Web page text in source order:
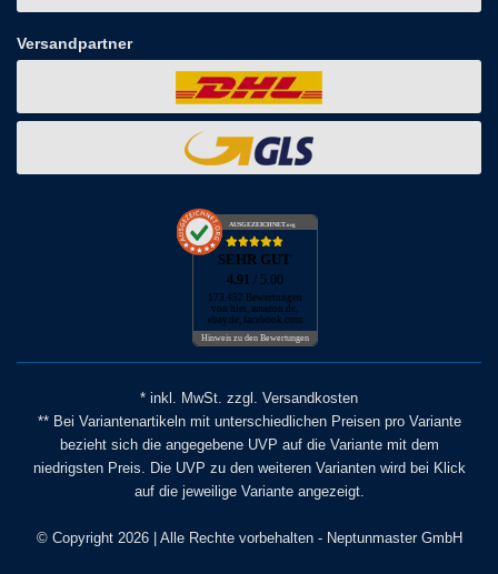
Versandpartner
AUSGEZEICHNET.org
SEHR GUT
4.91 / 5.00
173.452 Bewertungen
von hier, amazon.de,
ebay.de, facebook.com
Hinweis zu den Bewertungen
* inkl. MwSt. zzgl. Versandkosten
** Bei Variantenartikeln mit unterschiedlichen Preisen pro Variante
bezieht sich die angegebene UVP auf die Variante mit dem
niedrigsten Preis. Die UVP zu den weiteren Varianten wird bei Klick
auf die jeweilige Variante angezeigt.
© Copyright 2026 | Alle Rechte vorbehalten - Neptunmaster GmbH